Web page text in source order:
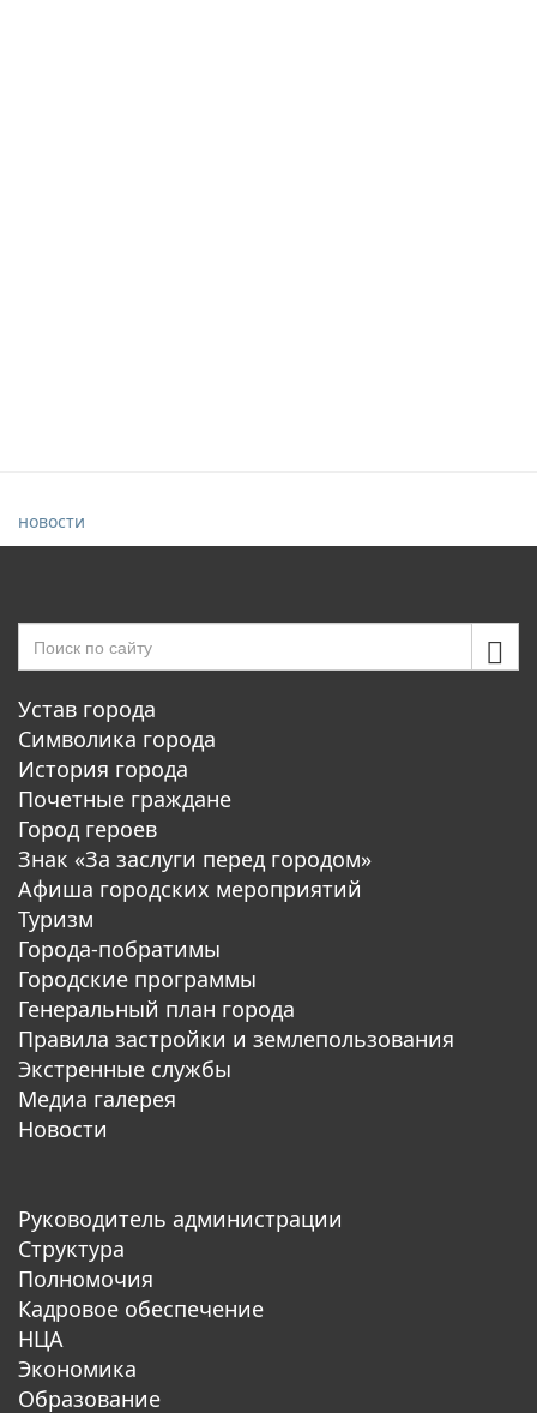
новости
Устав города
Символика города
История города
Почетные граждане
Город героев
Знак «За заслуги перед городом»
Афиша городских мероприятий
Туризм
Города-побратимы
Городские программы
Генеральный план города
Правила застройки и землепользования
Экстренные службы
Медиа галерея
Новости
Руководитель администрации
Структура
Полномочия
Кадровое обеспечение
НЦА
Экономика
Образование